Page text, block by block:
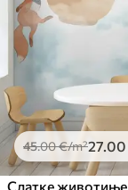
45.00€/m²27.00
Слатке животиње